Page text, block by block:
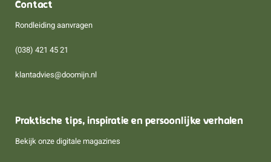
Contact
Rondleiding aanvragen
(038) 421 45 21
klantadvies@doomijn.nl
Praktische tips, inspiratie en persoonlijke verhalen
Bekijk onze digitale magazines